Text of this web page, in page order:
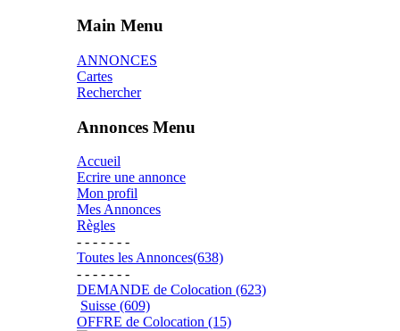
Main Menu
ANNONCES
Cartes
Rechercher
Annonces Menu
Accueil
Ecrire une annonce
Mon profil
Mes Annonces
Règles
- - - - - - -
Toutes les Annonces(638)
- - - - - - -
DEMANDE de Colocation (623)
Suisse (609)
OFFRE de Colocation (15)